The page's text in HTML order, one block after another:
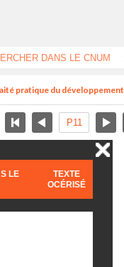
pratique du développement
LE
TEXTE
OCÉRISÉ